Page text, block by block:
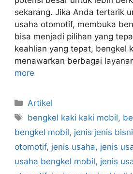
sekarang. Jika Anda tertarik
usaha otomotif, membuka
bisa menjadi pilihan yang
keahlian yang tepat, bengkel
menawarkan berbagai
more
Artikel
bengkel kaki kaki mobil,
bengkel mobil, jenis jenis
otomotif, jenis usaha, jenis
usaha bengkel mobil, jenis